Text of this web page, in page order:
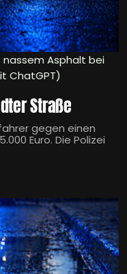
nassem Asphalt bei
ChatGPT)
Straße
gegen einen
Euro. Die Polizei